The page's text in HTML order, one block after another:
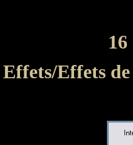
Effets/Effets de